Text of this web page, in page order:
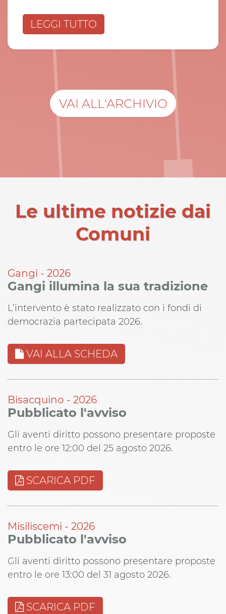
LEGGI TUTTO
VAI ALL'ARCHIVIO
Le ultime notizie dai
Comuni
Gangi - 2026
Gangi illumina la sua tradizione
L’intervento è stato realizzato con i fondi di
democrazia partecipata 2026.
VAI ALLA SCHEDA
Bisacquino - 2026
Pubblicato l'avviso
Gli aventi diritto possono presentare proposte
entro le ore 12:00 del 25 agosto 2026.
SCARICA PDF
Misiliscemi - 2026
Pubblicato l'avviso
Gli aventi diritto possono presentare proposte
entro le ore 13:00 del 31 agosto 2026.
SCARICA PDF